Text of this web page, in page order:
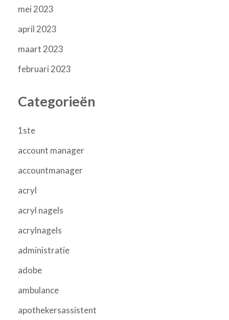
mei 2023
april 2023
maart 2023
februari 2023
Categorieën
1ste
account manager
accountmanager
acryl
acryl nagels
acrylnagels
administratie
adobe
ambulance
apothekersassistent